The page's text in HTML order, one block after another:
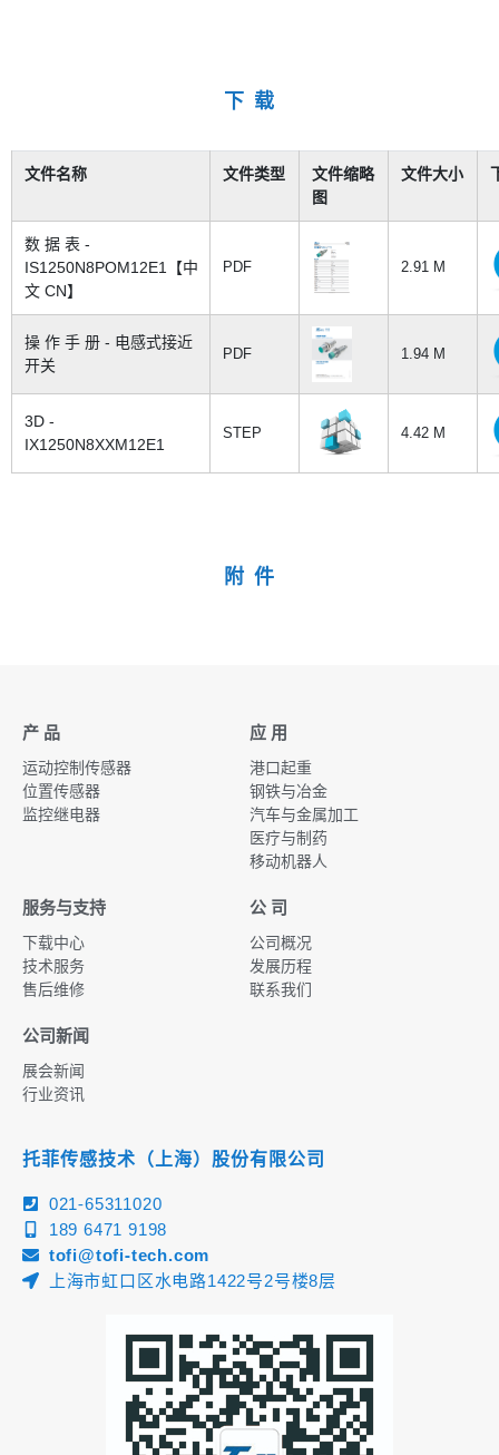
下 载
文件名称 文件类型
文件缩略
图
文件大小
数 据 表 -
IS1250N8POM12E1【中
文 CN】
PDF 2.91 M
操 作 手 册 - 电感式接近
开关
PDF 1.94 M
3D -
IX1250N8XXM12E1
STEP 4.42 M
附 件
产 品
运动控制传感器
位置传感器
监控继电器
应 用
港口起重
钢铁与冶金
汽车与金属加工
医疗与制药
移动机器人
服务与支持
下载中心
技术服务
售后维修
公 司
公司概况
发展历程
联系我们
公司新闻
展会新闻
行业资讯
托菲传感技术（上海）股份有限公司
021-65311020
189 6471 9198
tofi@tofi-tech.com
上海市虹口区水电路1422号2号楼8层